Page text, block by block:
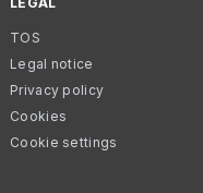
TOS
Legal notice
Privacy policy
Cookies
Cookie settings